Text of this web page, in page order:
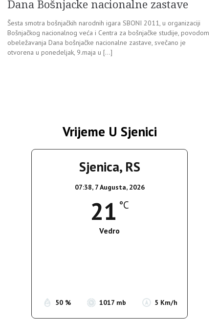
Dana Bošnjacke nacionalne zastave
Šesta smotra bošnjačkih narodnih igara SBONI 2011, u organizaciji
Bošnjačkog nacionalnog veća i Centra za bošnjačke studije, povodom
obeležavanja Dana bošnjačke nacionalne zastave, svečano je
otvorena u ponedeljak, 9.maja u […]
Vrijeme U Sjenici
Sjenica, RS
07:38, 7 Augusta, 2026
21 °C
Vedro
50 % 1017 mb 5 Km/h